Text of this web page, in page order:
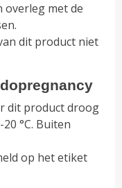
overleg met de
dit product niet
dit product droog
°C. Buiten
op het etiket